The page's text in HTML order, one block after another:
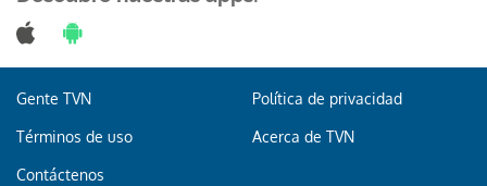
Gracias por suscribirte a nuestro boletín.
Gente TVN Política de privacidad
Términos de uso Acerca de TVN
Contáctenos